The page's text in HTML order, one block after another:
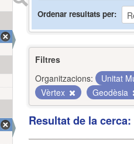
Ordenar resultats per
Filtres
Organitzacions:
Unitat
Vèrtex
Geodèsia
Resultat de la